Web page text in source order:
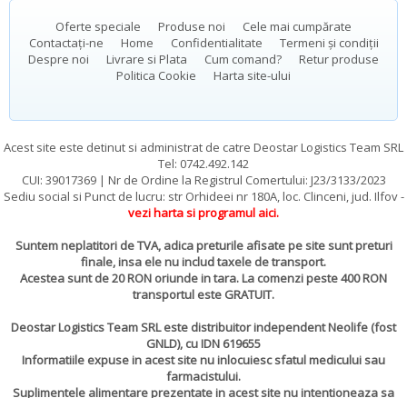
Oferte speciale Produse noi
Cele mai cumpărate
Contactați-ne
Home Confidentialitate
Termeni și condiții
Despre noi
Livrare si Plata Cum comand?
Retur produse
Politica Cookie
Harta site-ului
Acest site este detinut si administrat de catre Deostar Logistics Team SRL
Tel: 0742.492.142
CUI: 39017369 | Nr de Ordine la Registrul Comertului: J23/3133/2023
Sediu social si Punct de lucru: str Orhideei nr 180A, loc. Clinceni, jud. Ilfov -
vezi harta si programul aici.
Suntem neplatitori de TVA, adica preturile afisate pe site sunt preturi
finale, insa ele nu includ taxele de transport.
Acestea sunt de 20 RON oriunde in tara. La comenzi peste 400 RON
transportul este GRATUIT.
Deostar Logistics Team SRL este distribuitor independent Neolife (fost
GNLD), cu IDN 619655
Informatiile expuse in acest site nu inlocuiesc sfatul medicului sau
farmacistului.
Suplimentele alimentare prezentate in acest site nu intentioneaza sa